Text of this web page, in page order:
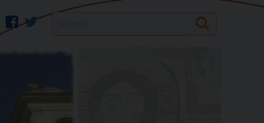
twitter
facebook Search